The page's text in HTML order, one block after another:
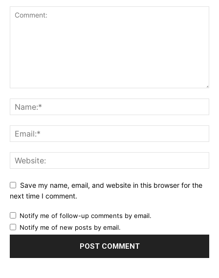
Save my name, email, and website in this browser for the
next time I comment.
Notify me of follow-up comments by email.
Notify me of new posts by email.